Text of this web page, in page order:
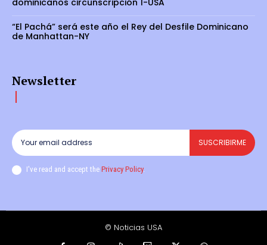
“El Pachá” será este año el Rey del Desfile Dominicano
de Manhattan-NY
Newsletter
SUSCRIBIRME
I've read and accept the Privacy Policy.
© Noticias USA